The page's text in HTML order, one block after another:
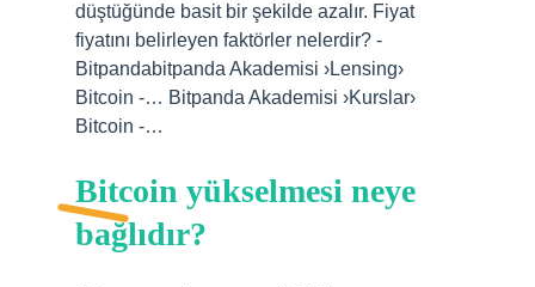
düştüğünde basit bir şekilde azalır. Fiyat
fiyatını belirleyen faktörler nelerdir? -
Bitpandabitpanda Akademisi ›Lensing›
Bitcoin -… Bitpanda Akademisi ›Kurslar›
Bitcoin -…
Bitcoin yükselmesi neye
bağlıdır?